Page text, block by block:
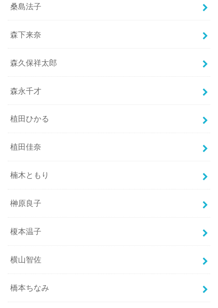
桑島法子
森下来奈
森久保祥太郎
森永千才
植田ひかる
植田佳奈
楠木ともり
榊原良子
榎本温子
横山智佐
橋本ちなみ